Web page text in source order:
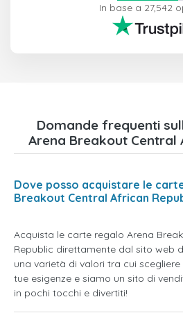
In base a 27,542
Domande frequenti
Arena Breakout Central
Dove posso acquistare le
Breakout Central African
Acquista le carte regalo Arena
Republic direttamente dal sito web
una varietà di valori tra cui
tue esigenze e siamo un sito di
in pochi tocchi e divertiti!